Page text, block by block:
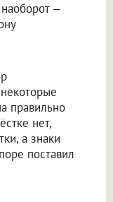
—
правильно
нет,
а знаки
поставил